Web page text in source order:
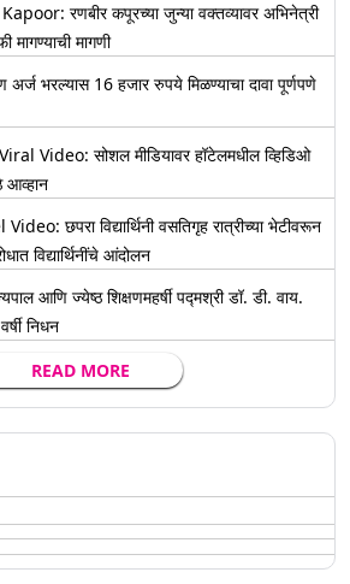
रणबीर कपूरच्या जुन्या वक्तव्यावर अभिनेत्री
मागणी
अर्ज भरल्यास 16 हजार रुपये मिळण्याचा दावा पूर्णपणे
Video: सोशल मीडियावर हॉटेलमधील व्हिडिओ
आव्हान
छपरा विद्यार्थिनी वसतिगृह रात्रीच्या भेटीवरून
विद्यार्थिनींचे आंदोलन
आणि ज्येष्ठ शिक्षणमहर्षी पद्मश्री डॉ. डी. वाय.
निधन
READ MORE